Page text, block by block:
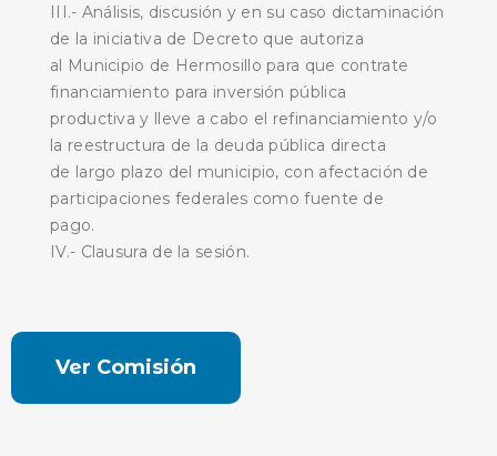
III.- Análisis, discusión y en su caso dictaminación
de la iniciativa de Decreto que autoriza
al Municipio de Hermosillo para que contrate
financiamiento para inversión pública
productiva y lleve a cabo el refinanciamiento y/o
la reestructura de la deuda pública directa
de largo plazo del municipio, con afectación de
participaciones federales como fuente de
pago.
IV.- Clausura de la sesión.
Ver Comisión